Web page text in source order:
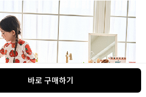
바로 구매하기